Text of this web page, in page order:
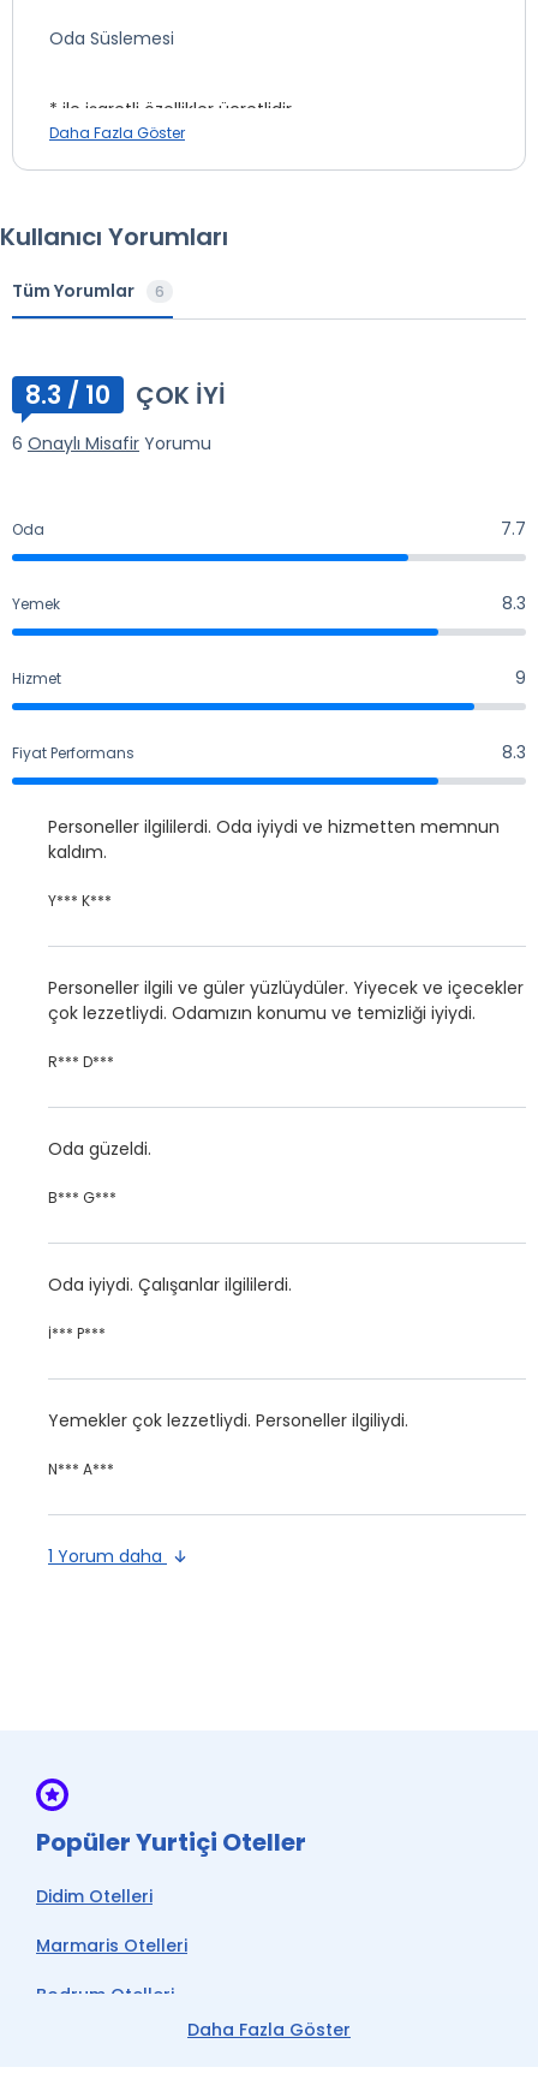
Otelin otoparkı ücretsizdir.
Emanet Kasa
Otopark
Wi-fi
Oda Süslemesi
* ile işaretli özellikler ücretlidir.
Daha Fazla Göster
Kullanıcı Yorumları
Tüm Yorumlar 6
8.3 / 10 ÇOK İYI
6 Onaylı Misafir Yorumu
Oda
7.7
7.7
Yemek
8.3
8.3
Hizmet
9
9
Fiyat Performans
8.3
8.3
Personeller ilgililerdi. Oda iyiydi ve hizmetten memnun
kaldım.
Y*** K***
Personeller ilgili ve güler yüzlüydüler. Yiyecek ve içecekler
çok lezzetliydi. Odamızın konumu ve temizliği iyiydi.
R*** D***
Oda güzeldi.
B*** G***
Oda iyiydi. Çalışanlar ilgililerdi.
İ*** P***
Yemekler çok lezzetliydi. Personeller ilgiliydi.
N*** A***
1 Yorum daha
Daha Fazla Göster
Popüler Yurtiçi Oteller
Didim Otelleri
Marmaris Otelleri
Bodrum Otelleri